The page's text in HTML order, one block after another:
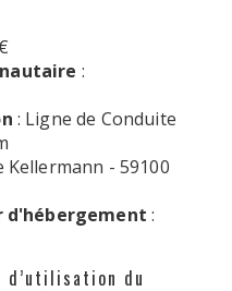
:
: Ligne de Conduite
Kellermann - 59100
d'hébergement :
d’utilisation du